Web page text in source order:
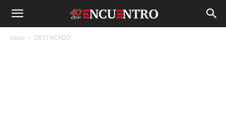
Inicio DESTACADO